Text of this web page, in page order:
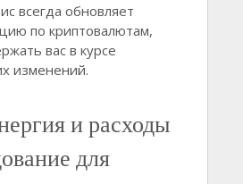
всегда обновляет
по криптовалютам,
вас в курсе
изменений.
и расходы
для